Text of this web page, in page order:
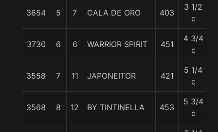
3654 5 7 CALA DE ORO 403
3 1/2
c
3730 6 6 WARRIOR SPIRIT 451
4 3/4
c
3558 7 11 JAPONEITOR 421
5 1/4
c
3568 8 12 BY TINTINELLA 453
5 3/4
c